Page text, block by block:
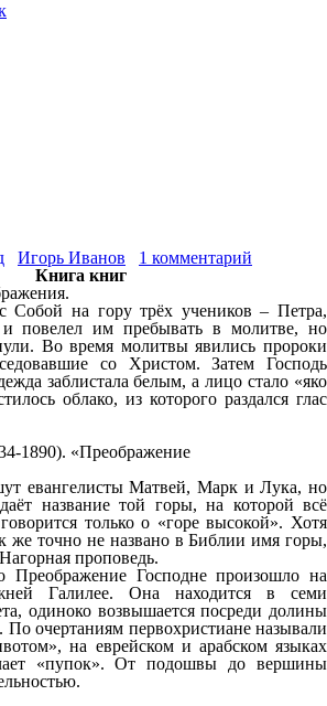
Игорь Иванов
1 комментарий
Книга книг
Собой на гору трёх учеников – Петра,
повелел им пребывать в молитве, но
Во время молитвы явились пророки
со Христом. Затем Господь
заблистала белым, а лицо стало «яко
облако, из которого раздался глас
1890). «Преображение
евангелисты Матвей, Марк и Лука, но
название той горы, на которой всё
только о «горе высокой». Хотя
же точно не названо в Библии имя горы,
проповедь.
Преображение Господне произошло на
Галилее. Она находится в семи
одиноко возвышается посреди долины
По очертаниям первохристиане называли
на еврейском и арабском языках
«пупок». От подошвы до вершины